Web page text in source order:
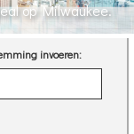
op Milwaukee.
invoeren: